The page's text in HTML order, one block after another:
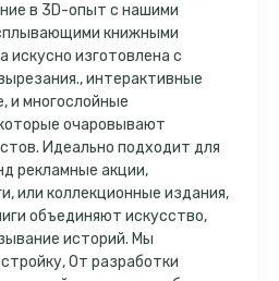
в 3D-опыт с нашими
книжными
искусно изготовлена ​​с
интерактивные
и многослойные
очаровывают
Идеально подходит для
рекламные акции,
или коллекционные издания,
объединяют искусство,
историй. Мы
От разработки